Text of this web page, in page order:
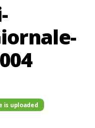
is uploaded